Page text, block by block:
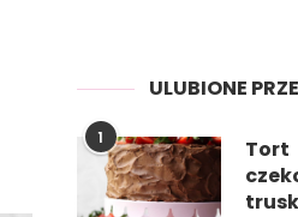
ULUBIONE
1
Tort